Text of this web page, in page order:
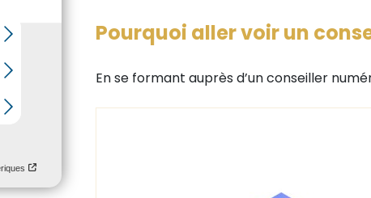
Pourquoi aller voir un
En se formant auprès d’un conseiller